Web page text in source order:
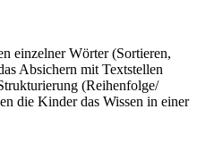
einzelner Wörter (Sortieren,
Absichern mit Textstellen
(Reihenfolge/
die Kinder das Wissen in einer